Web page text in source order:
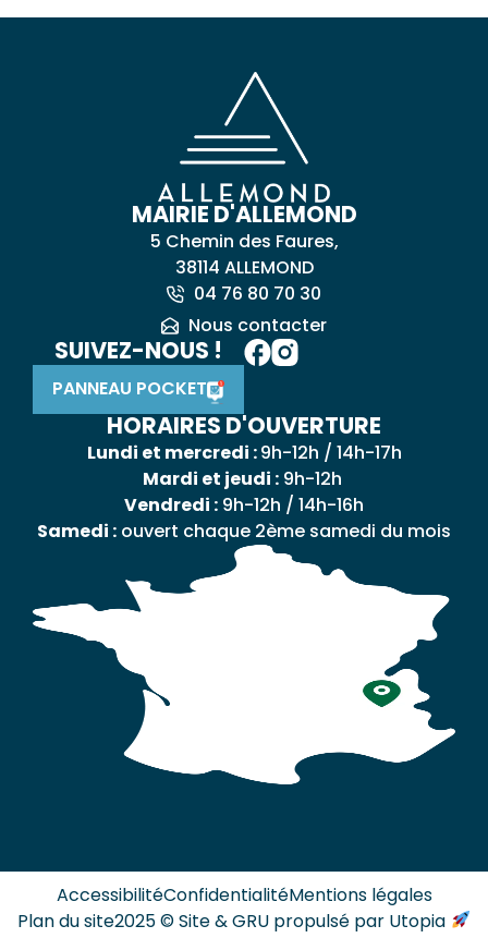
MAIRIE D'ALLEMOND
5 Chemin des Faures,
38114 ALLEMOND
04 76 80 70 30
Nous contacter
SUIVEZ-NOUS !
PANNEAU POCKET
HORAIRES D'OUVERTURE
Lundi et mercredi :9h-12h / 14h-17h
Mardi et jeudi :9h-12h
Vendredi : 9h-12h / 14h-16h
Samedi : ouvert chaque 2ème samedi du mois
AccessibilitéConfidentialitéMentions légales
Plan du site2025 © Site & GRU propulsé par Utopia